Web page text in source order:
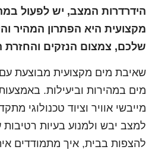
הידרדרות המצב, יש לפעול
מקצועית היא הפתרון המהיר
שלכם, צמצום הנזקים והחזרת
שאיבת מים מקצועית מבוצעת
מים במהירות וביעילות.
מייבשי אוויר וציוד טכנולוגי
למצב יבש ולמנוע בעיות
להצפות בבית, איך מתמודדים